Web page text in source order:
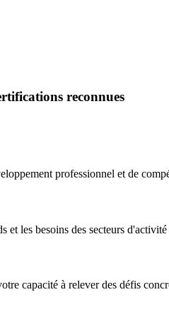
reconnues
professionnel et de
et les besoins des secteurs
capacité à relever des défis